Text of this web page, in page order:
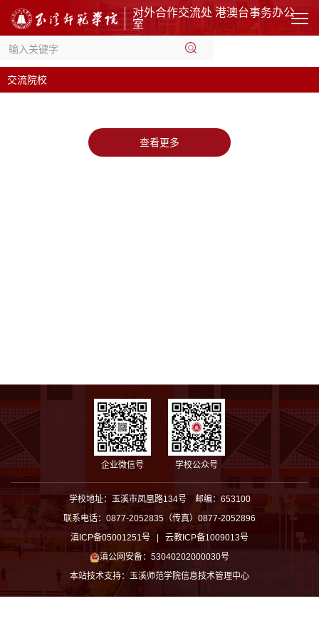
对外合作交流处 港澳台事务办公
室
交流院校
查看更多
企业微信号 学校公众号
学校地址：玉溪市凤凰路134号 邮编：653100
联系电话：0877-2052835（传真）0877-2052896
滇ICP备05001251号 | 云教ICP备1009013号
滇公网安备：53040202000030号
本站技术支持： 玉溪师范学院信息技术管理中心